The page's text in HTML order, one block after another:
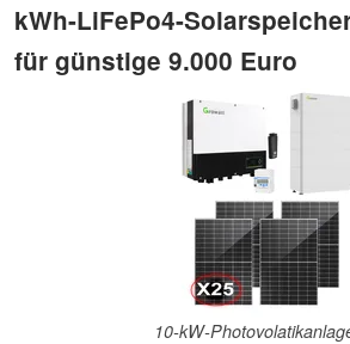
kWh-LiFePo4-
für günstige 9.000 Euro
10-kW-